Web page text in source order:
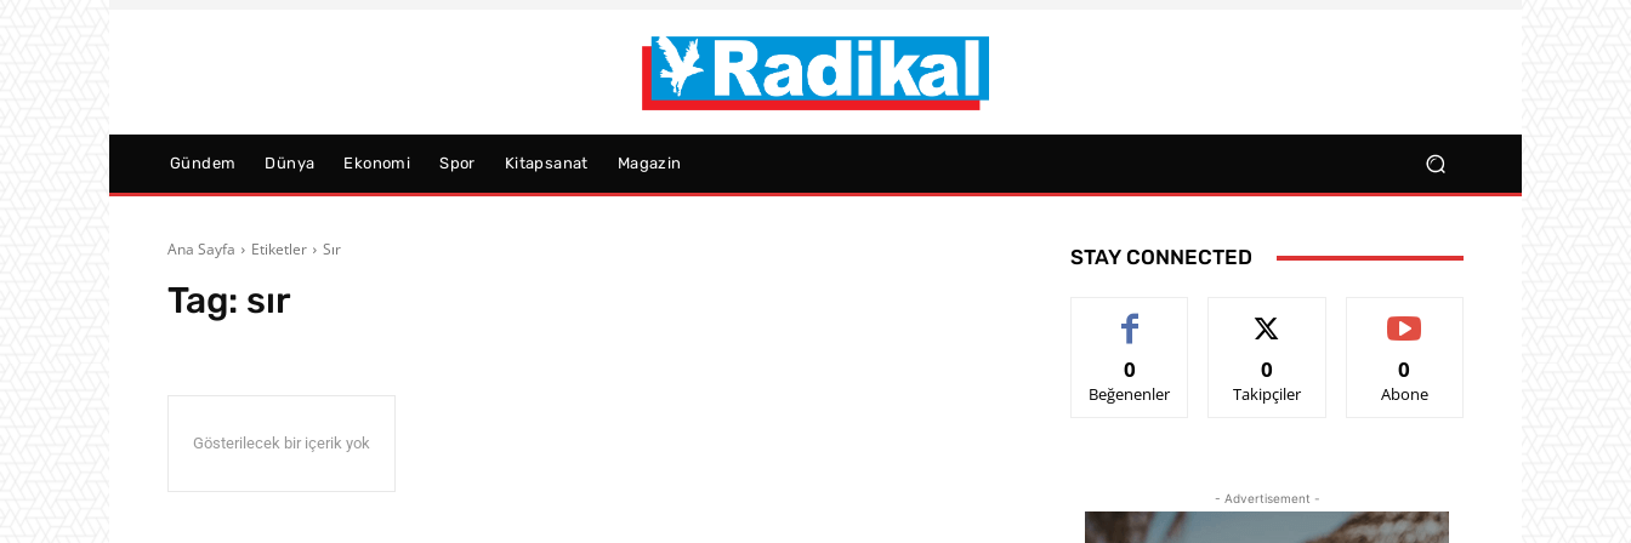
Gündem Dünya Ekonomi Spor Kitapsanat Magazin
Ana Sayfa Etiketler Sır
Tag: sır
Gösterilecek bir içerik yok
STAY CONNECTED
0
Beğenenler
0
Takipçiler
0
Abone
- Advertisement -